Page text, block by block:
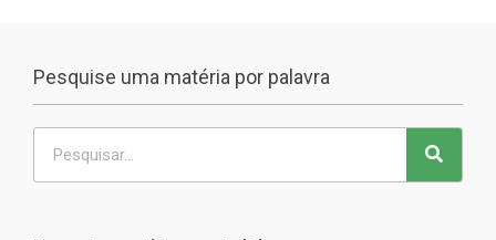
Pesquise uma matéria por palavra